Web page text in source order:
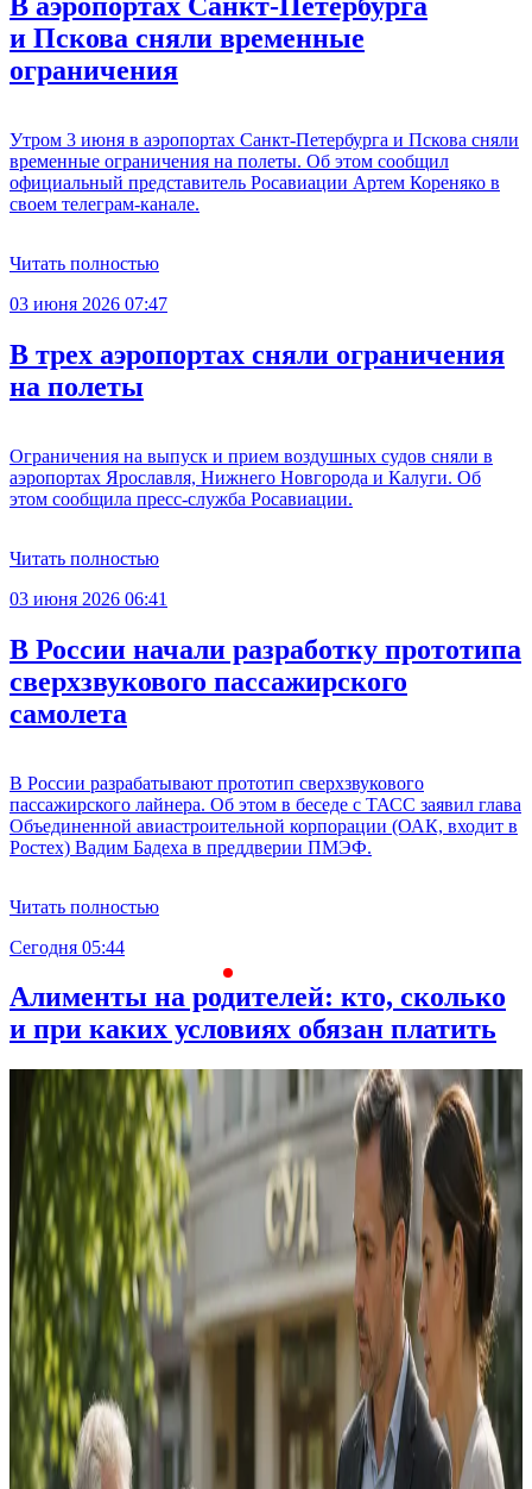
и Пскова сняли временные
ограничения
Утром 3 июня в аэропортах Санкт-Петербурга и Пскова сняли
временные ограничения на полеты. Об этом сообщил
официальный представитель Росавиации Артем Кореняко в
своем телеграм-канале.
Читать полностью
03 июня 2026 07:47
В трех аэропортах сняли ограничения
на полеты
Ограничения на выпуск и прием воздушных судов сняли в
аэропортах Ярославля, Нижнего Новгорода и Калуги. Об
этом сообщила пресс-служба Росавиации.
Читать полностью
03 июня 2026 06:41
В России начали разработку прототипа
сверхзвукового пассажирского
самолета
В России разрабатывают прототип сверхзвукового
пассажирского лайнера. Об этом в беседе с ТАСС заявил глава
Объединенной авиастроительной корпорации (ОАК, входит в
Ростех) Вадим Бадеха в преддверии ПМЭФ.
Читать полностью
Сегодня 05:44
Алименты на родителей: кто, сколько
и при каких условиях обязан платить